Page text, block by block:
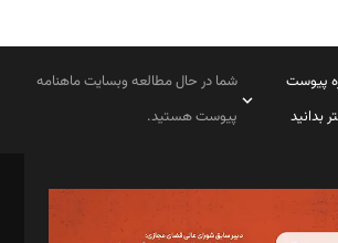
پیوست
بدانید
شما در حال مطالعه وبسایت ماهنامه
پیوست هستید.
اثنی‌عشری